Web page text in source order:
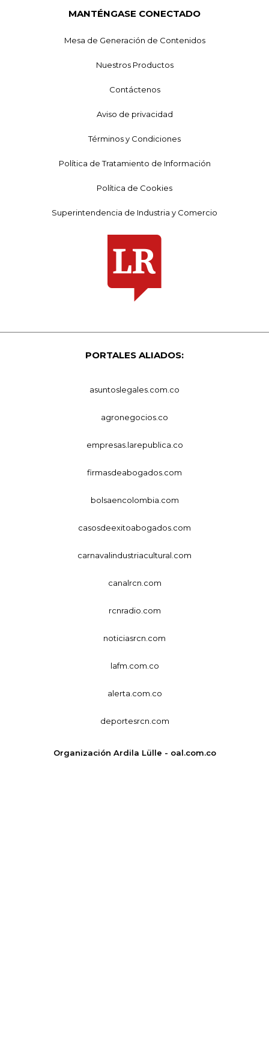
MANTÉNGASE CONECTADO
Mesa de Generación de Contenidos
Nuestros Productos
Contáctenos
Aviso de privacidad
Términos y Condiciones
Política de Tratamiento de Información
Política de Cookies
Superintendencia de Industria y Comercio
PORTALES ALIADOS:
asuntoslegales.com.co
agronegocios.co
empresas.larepublica.co
firmasdeabogados.com
bolsaencolombia.com
casosdeexitoabogados.com
carnavalindustriacultural.com
canalrcn.com
rcnradio.com
noticiasrcn.com
lafm.com.co
alerta.com.co
deportesrcn.com
Organización Ardila Lülle - oal.com.co